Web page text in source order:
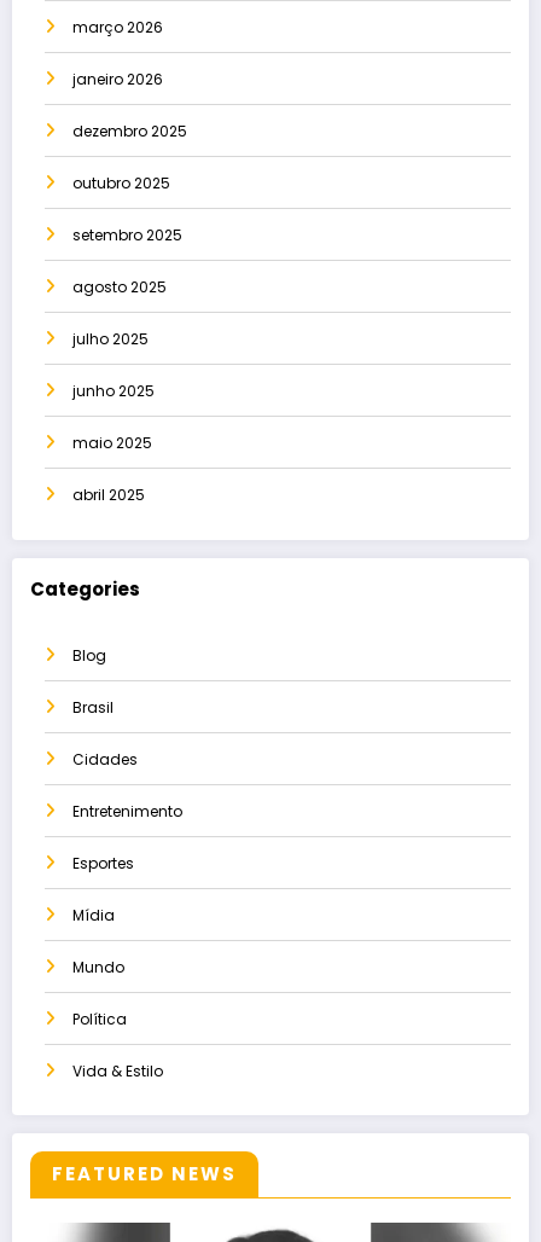
março 2026
janeiro 2026
dezembro 2025
outubro 2025
setembro 2025
agosto 2025
julho 2025
junho 2025
maio 2025
abril 2025
Categories
Blog
Brasil
Cidades
Entretenimento
Esportes
Mídia
Mundo
Política
Vida & Estilo
FEATURED NEWS